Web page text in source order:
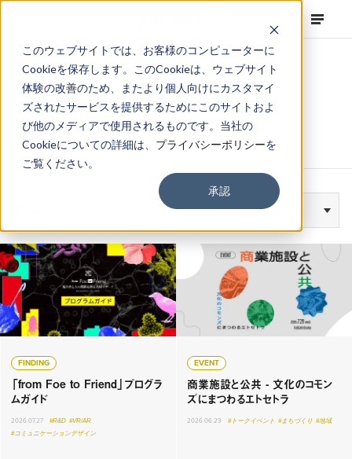
このウェブサイトでは、お客様のコンピューターに
Cookieを保存します。このCookieは、ウェブサイト
体験の改善のため、またより個人向けにカスタマイ
ズされたサービスを提供するためにこのサイトおよ
び他のメディアで使用されるものです。当社の
Cookieについての詳細は、 プライバシーポリシーを
ご覧ください。
承認
#都市開発・エリアマネジメント
FINDING
「from Foe to Friend」プログラ
ムガイド
2026.07.27 #R&D #VR/AR
#コミュニケーションデザイン
EVENT
商業施設と公共 - 文化のコモン
ズにまつわるエトセトラ
2026.06.29 #トークイベント #まちづくり #地域